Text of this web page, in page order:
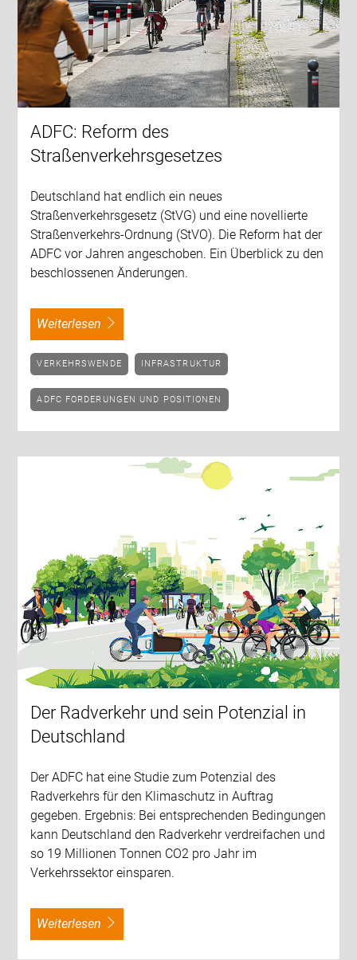
ADFC: Reform des
Straßenverkehrsgesetzes
Deutschland hat endlich ein neues
Straßenverkehrsgesetz (StVG) und eine novellierte
Straßenverkehrs-Ordnung (StVO). Die Reform hat der
ADFC vor Jahren angeschoben. Ein Überblick zu den
beschlossenen Änderungen.
weiterlesen
VERKEHRSWENDE INFRASTRUKTUR
ADFC FORDERUNGEN UND POSITIONEN
Der Radverkehr und sein Potenzial in
Deutschland
Der ADFC hat eine Studie zum Potenzial des
Radverkehrs für den Klimaschutz in Auftrag
gegeben. Ergebnis: Bei entsprechenden Bedingungen
kann Deutschland den Radverkehr verdreifachen und
so 19 Millionen Tonnen CO2 pro Jahr im
Verkehrssektor einsparen.
weiterlesen